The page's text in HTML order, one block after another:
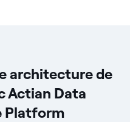
architecture de
Actian Data
Platform